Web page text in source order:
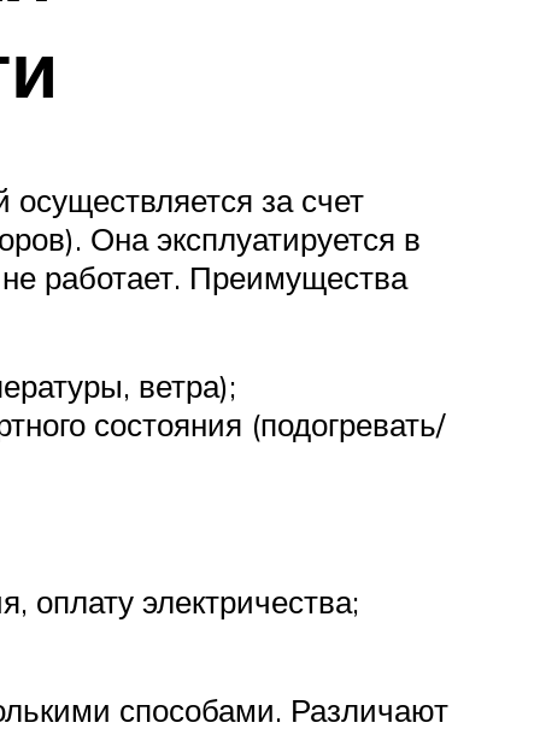
осуществляется за счет
Она эксплуатируется в
работает. Преимущества
ветра);
состояния (подогревать/
оплату электричества;
способами. Различают